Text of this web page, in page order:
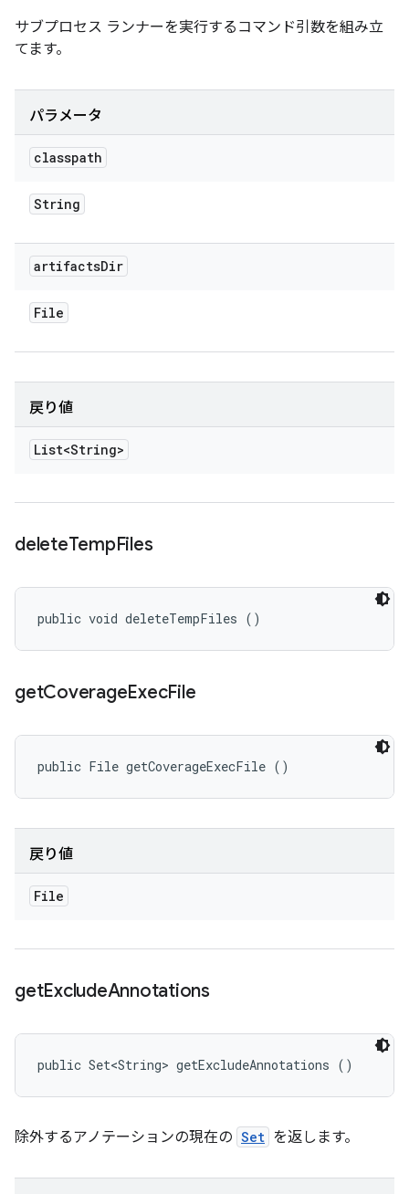
サブプロセス ランナーを実行するコマンド引数を組み立
てます。
パラメータ
classpath
String
artifactsDir
File
戻り値
List<String>
deleteTempFiles
public void deleteTempFiles ()
getCoverageExecFile
public File getCoverageExecFile ()
戻り値
File
getExcludeAnnotations
public Set<String> getExcludeAnnotations ()
除外するアノテーションの現在の Set を返します。